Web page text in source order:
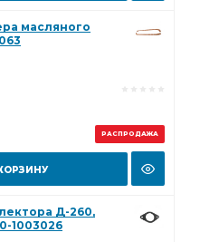
РАСПРОДАЖА
масляного
Д-260,
1003026